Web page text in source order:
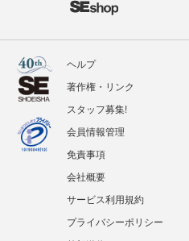
ヘルプ
著作権・リンク
スタッフ募集!
会員情報管理
免責事項
会社概要
サービス利用規約
プライバシーポリシー